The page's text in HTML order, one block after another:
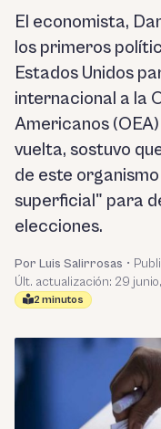
El economista,
los primeros
Estados Unidos
internacional a la
Americanos
vuelta, sostuvo
de este
superficial" para
elecciones.
Por Luis Salirrosas •
Últ. actualización: 29
2 minutos